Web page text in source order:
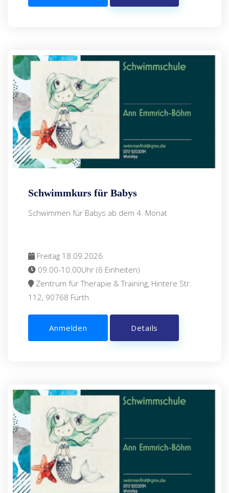
Schwimmkurs für Babys
Schwimmen für Babys ab dem 4. Monat
Freitag 18.09.2026
09:00-10:00Uhr (6 Einheiten)
Zentrum für Therapie & Training, Hintere Str.
112, 90768 Fürth
Anmelden Details